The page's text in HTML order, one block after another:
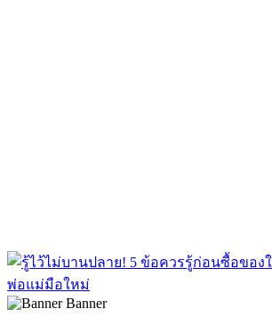
Banner